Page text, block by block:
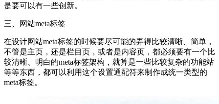
是要可以有一些创新。
三、网站meta标签
在设计网站meta标签的时候要尽可能的弄得比较清晰、简单，
不管是主页，还是栏目页，或者是内容页，都必须要有一个比
较清晰、明白的meta标签架构，就算是一些比较复杂的功能站
等等东西，都可以利用这个设置通配符来制作成统一类型的
meta标签。